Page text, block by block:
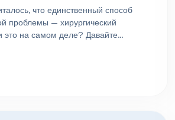
что единственный способ
проблемы — хирургический
это на самом деле? Давайте
халюс вальгус без операции.